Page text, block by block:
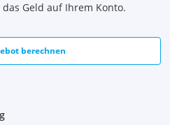
Geld auf Ihrem Konto.
berechnen